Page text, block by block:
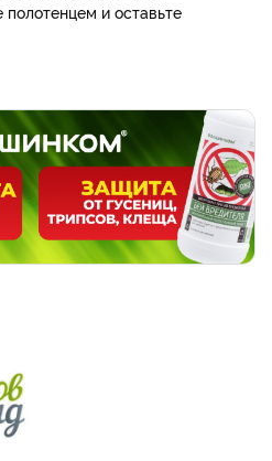
полотенцем и оставьте